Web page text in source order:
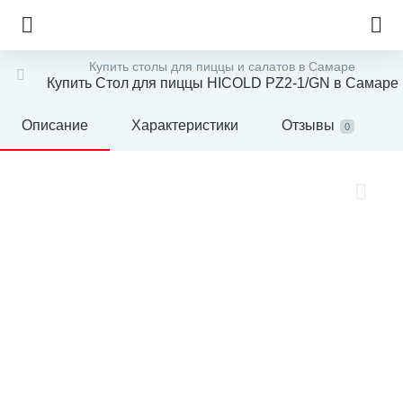
Купить столы для пиццы и салатов в Самаре
Купить Стол для пиццы HICOLD PZ2-1/GN в Самаре
Описание Характеристики Отзывы 0